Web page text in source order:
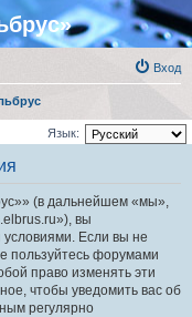
Вход
Язык:
(в дальнейшем «мы»,
вы
Если вы не
пользуйтесь форумами
право изменять эти
чтобы уведомить вас об
регулярно